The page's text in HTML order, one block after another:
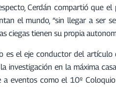
Cerdán compartió que
el mundo, “sin llegar a ser
ciegas tienen su propia
es el eje conductor del
investigación en la máxima
a eventos como el 10º